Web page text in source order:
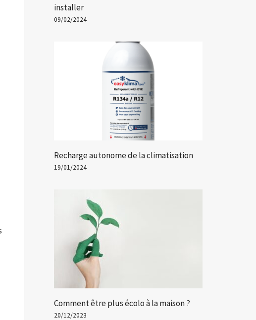
installer
09/02/2024
Recharge autonome de la climatisation
19/01/2024
Comment être plus écolo à la maison ?
20/12/2023